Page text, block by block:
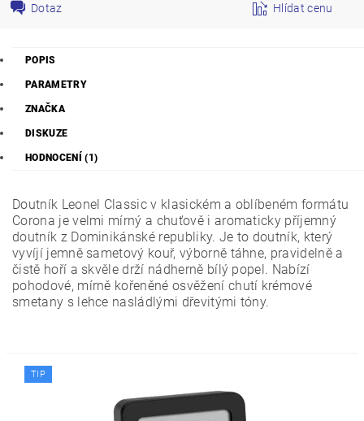
Dotaz Hlídat cenu
POPIS
PARAMETRY
ZNAČKA
DISKUZE
HODNOCENÍ (1)
Doutník Leonel Classic v klasickém a oblíbeném formátu
Corona je velmi mírný a chuťově i aromaticky příjemný
doutník z Dominikánské republiky. Je to doutník, který
vyvíjí jemně sametový kouř, výborně táhne, pravidelně a
čistě hoří a skvěle drží nádherně bílý popel. Nabízí
pohodové, mírně kořeněné osvěžení chutí krémové
smetany s lehce nasládlými dřevitými tóny.
TIP